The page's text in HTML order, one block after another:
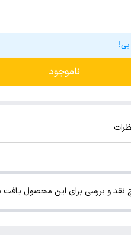
پی!
ناموجود
نقد و بررسی برای این محصول یافت